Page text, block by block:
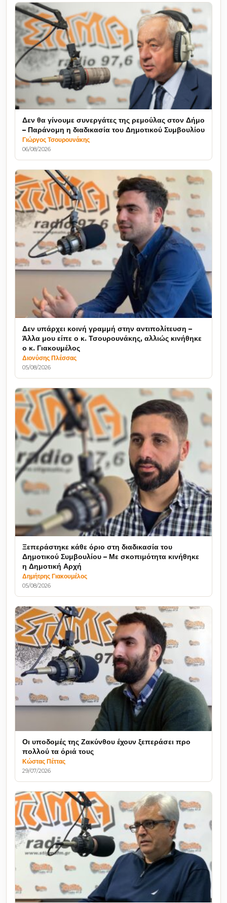
Δεν θα γίνουμε συνεργάτες της ρεμούλας στον Δήμο
– Παράνομη η διαδικασία του Δημοτικού Συμβουλίου
Γιώργος Τσουρουνάκης
06/08/2026
Δεν υπάρχει κοινή γραμμή στην αντιπολίτευση –
Άλλα μου είπε ο κ. Τσουρουνάκης, αλλιώς κινήθηκε
ο κ. Γιακουμέλος
Διονύσης Πλέσσας
05/08/2026
Ξεπεράστηκε κάθε όριο στη διαδικασία του
Δημοτικού Συμβουλίου – Με σκοπιμότητα κινήθηκε
η Δημοτική Αρχή
Δημήτρης Γιακουμέλος
05/08/2026
Οι υποδομές της Ζακύνθου έχουν ξεπεράσει προ
πολλού τα όριά τους
Κώστας Πέττας
29/07/2026